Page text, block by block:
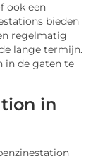
ook een
bieden
regelmatig
lange termijn.
in de gaten te
in